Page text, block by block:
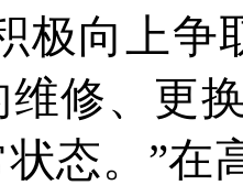
极向上争
维修、更
态。”在